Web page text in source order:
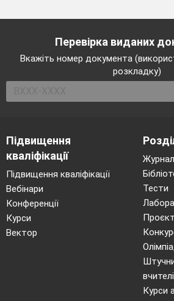
Перевірка виданих
Вкажіть номер документа
розкладку)
Підвищення
кваліфікації
Підвищення кваліфікації
Вебінари
Конференції
Курси
Вектор
Журнал
Тести
Курси